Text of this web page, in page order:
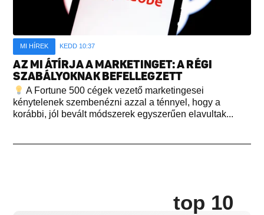
MI HÍREK KEDD 10:37
AZ MI ÁTÍRJA A MARKETINGET: A RÉGI
SZABÁLYOKNAK BEFELLEGZETT
A Fortune 500 cégek vezető marketingesei
kénytelenek szembenézni azzal a ténnyel, hogy a
korábbi, jól bevált módszerek egyszerűen elavultak...
top 10